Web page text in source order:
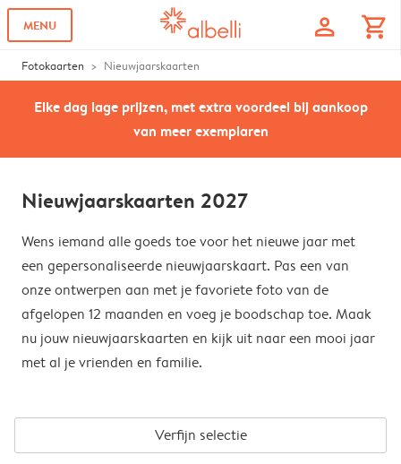
MENU profile shopping_cart
Fotokaarten Nieuwjaarskaarten
Elke dag lage prijzen, met extra voordeel bij aankoop
van meer exemplaren
Nieuwjaarskaarten 2027
Wens iemand alle goeds toe voor het nieuwe jaar met
een gepersonaliseerde nieuwjaarskaart. Pas een van
onze ontwerpen aan met je favoriete foto van de
afgelopen 12 maanden en voeg je boodschap toe. Maak
nu jouw nieuwjaarskaarten en kijk uit naar een mooi jaar
met al je vrienden en familie.
Verfijn selectie